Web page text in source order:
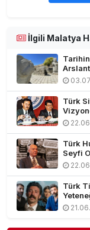
İlgili Malatya
Türk
Türk
Seyfi
Türk